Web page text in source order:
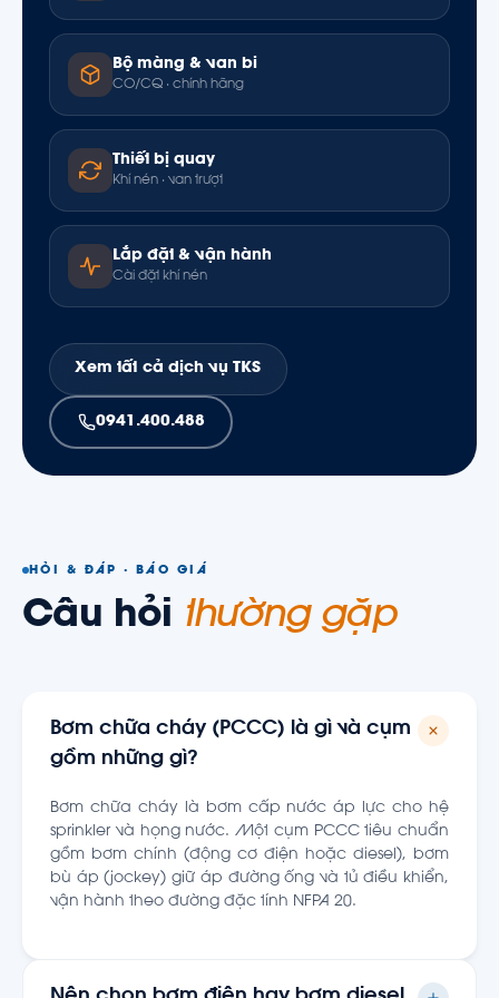
Bộ màng & van bi
CO/CQ · chính hãng
Thiết bị quay
Khí nén · van trượt
Lắp đặt & vận hành
Cài đặt khí nén
Xem tất cả dịch vụ TKS
0941.400.488
HỎI & ĐÁP · BÁO GIÁ
Câu hỏi thường gặp
Bơm chữa cháy (PCCC) là gì và cụm
gồm những gì?
Bơm chữa cháy là bơm cấp nước áp lực cho hệ
sprinkler và họng nước. Một cụm PCCC tiêu chuẩn
gồm bơm chính (động cơ điện hoặc diesel), bơm
bù áp (jockey) giữ áp đường ống và tủ điều khiển,
vận hành theo đường đặc tính NFPA 20.